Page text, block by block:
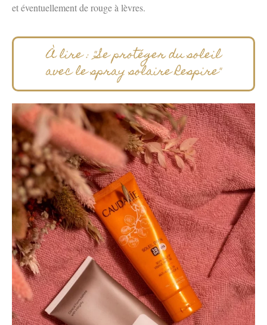
et éventuellement de rouge à lèvres.
À lire : "Se protéger du soleil
avec le spray solaire Respire"